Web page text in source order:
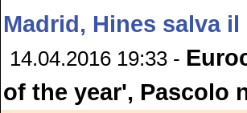
Madrid, Hines salva il
14.04.2016 19:33 -
of the year', Pascolo